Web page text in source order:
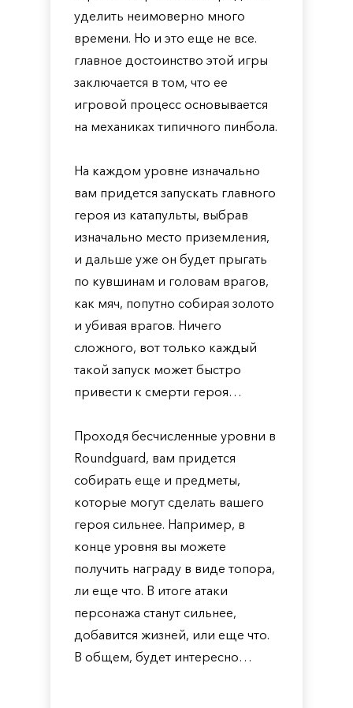
уделить неимоверно много
времени. Но и это еще не все.
главное достоинство этой игры
заключается в том, что ее
игровой процесс основывается
на механиках типичного пинбола.
На каждом уровне изначально
вам придется запускать главного
героя из катапульты, выбрав
изначально место приземления,
и дальше уже он будет прыгать
по кувшинам и головам врагов,
как мяч, попутно собирая золото
и убивая врагов. Ничего
сложного, вот только каждый
такой запуск может быстро
привести к смерти героя…
Проходя бесчисленные уровни в
Roundguard, вам придется
собирать еще и предметы,
которые могут сделать вашего
героя сильнее. Например, в
конце уровня вы можете
получить награду в виде топора,
ли еще что. В итоге атаки
персонажа станут сильнее,
добавится жизней, или еще что.
В общем, будет интересно…